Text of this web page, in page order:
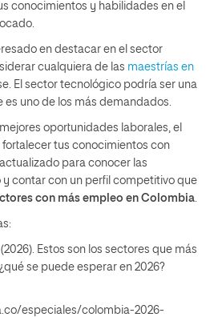
conocimientos y habilidades en el
en destacar en el sector
cualquiera de las maestrías en
El sector tecnológico podría ser una
es uno de los más demandados.
oportunidades laborales, el
tus conocimientos con
para conocer las
contar con un perfil competitivo que
con más empleo en Colombia.
Estos son los sectores que más
se puede esperar en 2026?
especiales/colombia-2026-